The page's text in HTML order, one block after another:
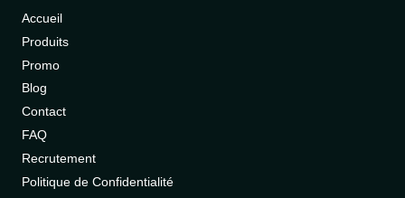
Accueil
Produits
Promo
Blog
Contact
FAQ
Recrutement
Politique de Confidentialité